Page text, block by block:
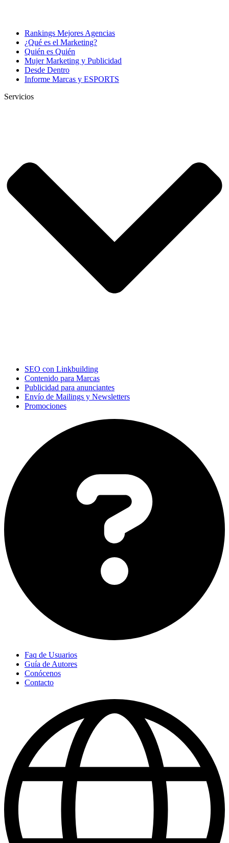
Rankings Mejores Agencias
¿Qué es el Marketing?
Quién es Quién
Mujer Marketing y Publicidad
Desde Dentro
Informe Marcas y ESPORTS
Servicios
SEO con Linkbuilding
Contenido para Marcas
Publicidad para anunciantes
Envío de Mailings y Newsletters
Promociones
Faq de Usuarios
Guía de Autores
Conócenos
Contacto